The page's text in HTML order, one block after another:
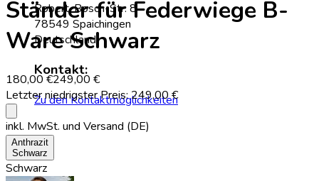
Robert-Bosch-Str. 8
78549 Spaichingen
Deutschland
Kontakt:
Zu den Kontaktmöglichkeiten
Ständer für Federwiege B-
Ware Schwarz
180,00 €249,00 €
Letzter niedrigster Preis:249,00 €
info
inkl. MwSt. und Versand (DE)
Anthrazit
Schwarz
Schwarz